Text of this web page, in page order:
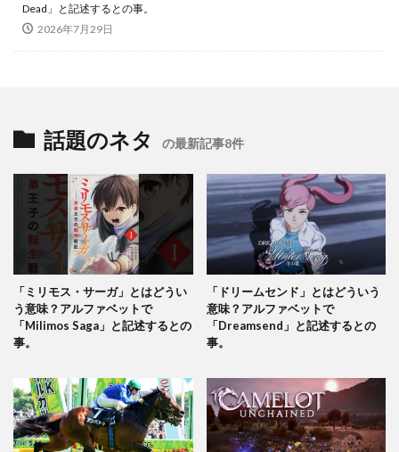
Dead」と記述するとの事。
2026年7月29日
話題のネタ の最新記事8件
「ミリモス・サーガ」とはどうい
う意味？アルファベットで
「Milimos Saga」と記述するとの
事。
「ドリームセンド」とはどういう
意味？アルファベットで
「Dreamsend」と記述するとの
事。